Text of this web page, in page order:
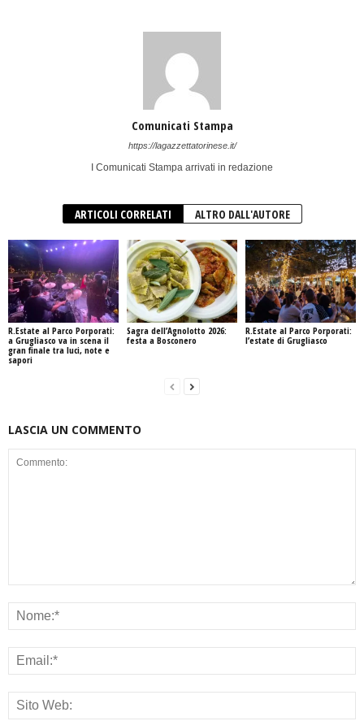
Comunicati Stampa
https://lagazzettatorinese.it/
I Comunicati Stampa arrivati in redazione
ARTICOLI CORRELATI ALTRO DALL'AUTORE
R.Estate al Parco Porporati:
a Grugliasco va in scena il
gran finale tra luci, note e
sapori
Sagra dell’Agnolotto 2026:
festa a Bosconero
R.Estate al Parco Porporati:
l’estate di Grugliasco
LASCIA UN COMMENTO